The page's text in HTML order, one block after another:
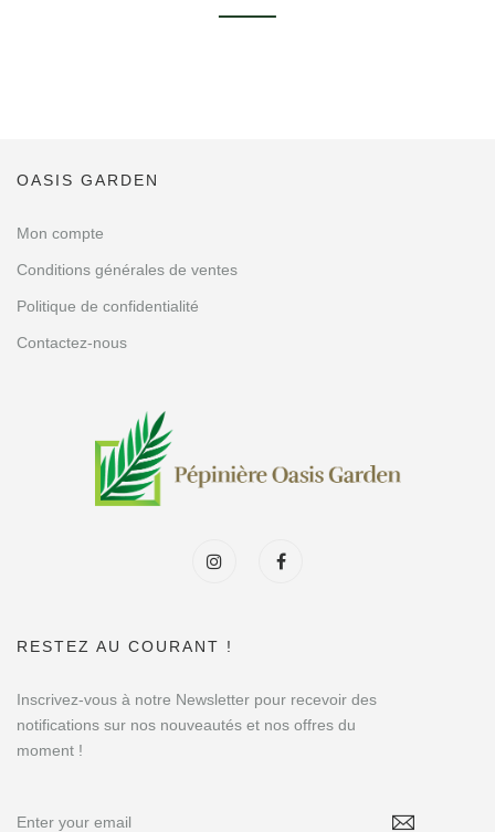
OASIS GARDEN
Mon compte
Conditions générales de ventes
Politique de confidentialité
Contactez-nous
RESTEZ AU COURANT !
Inscrivez-vous à notre Newsletter pour recevoir des
notifications sur nos nouveautés et nos offres du
moment !